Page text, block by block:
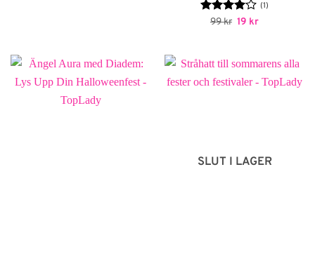
Betygsatt
(1)
99kr Det
99 kr.
19 krDet
19 kr.
SLUT I LAGER